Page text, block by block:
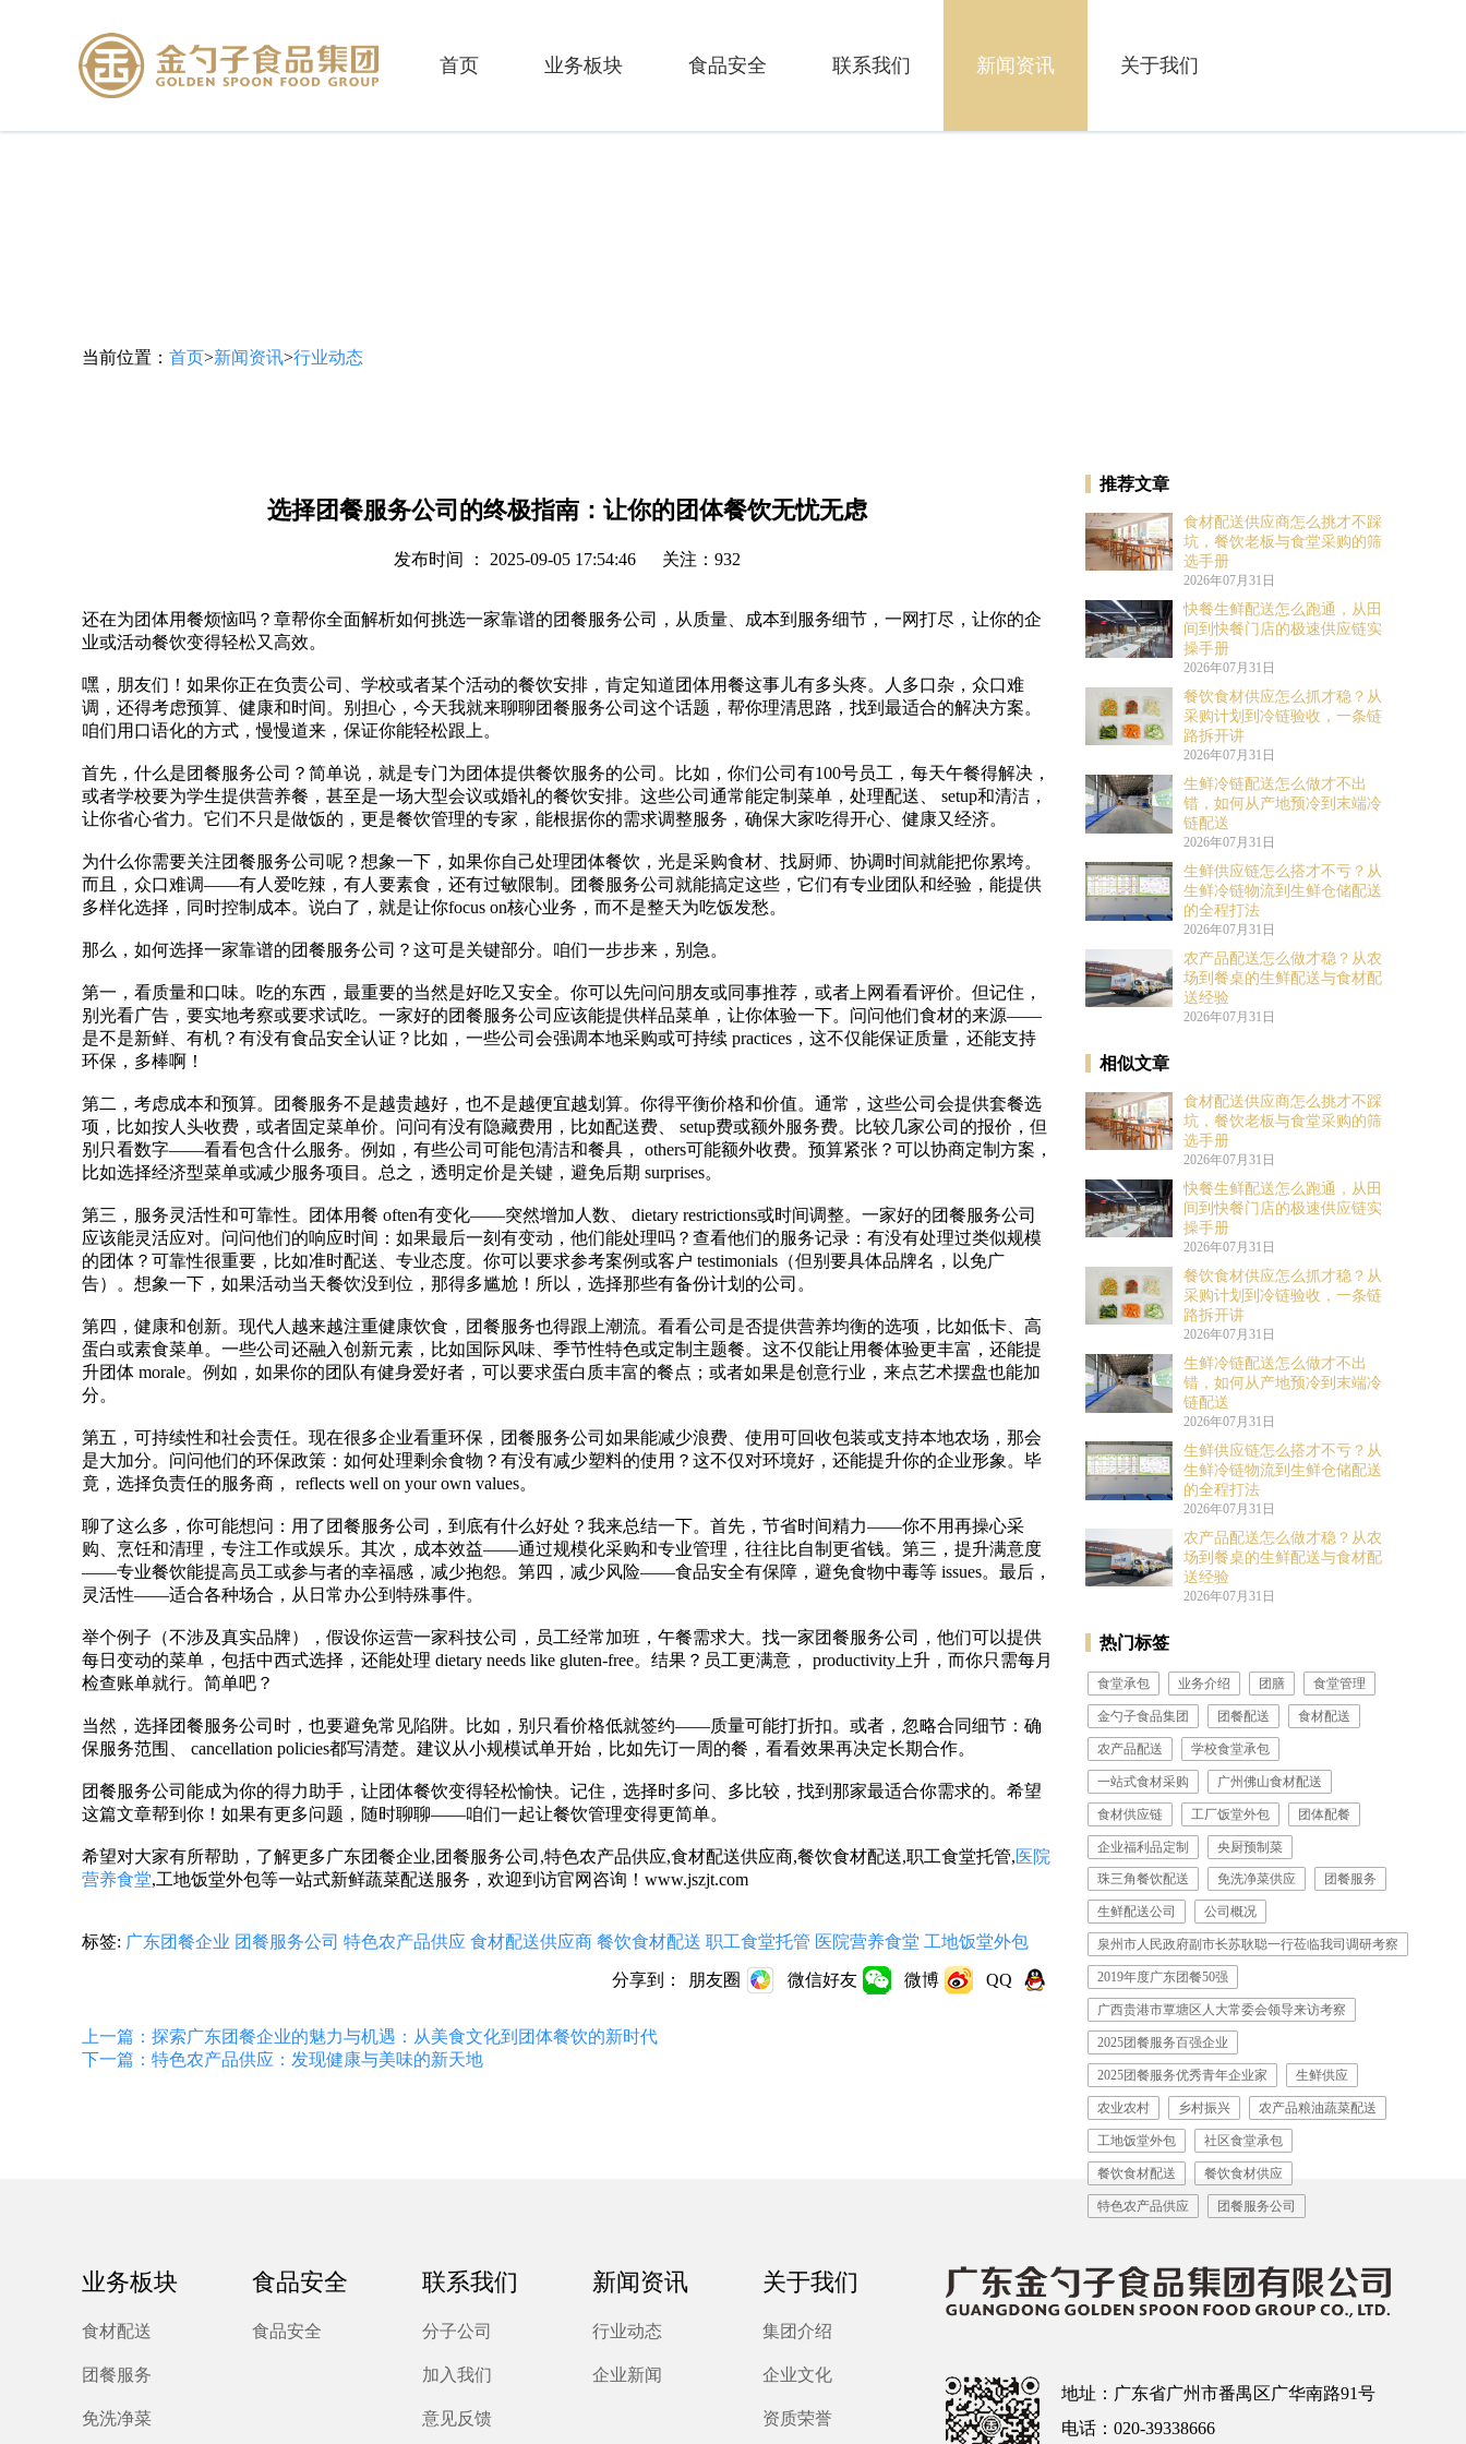
首页 业务板块 食品安全 联系我们 新闻资讯 关于我们
当前位置： 首页>新闻资讯>行业动态
选择团餐服务公司的终极指南：让你的团体餐饮无忧无虑
发布时间 ： 2025-09-05 17:54:46 关注：932
还在为团体用餐烦恼吗？章帮你全面解析如何挑选一家靠谱的团餐服务公司，从质量、成本到服务细节，一网打尽，让你的企
业或活动餐饮变得轻松又高效。
嘿，朋友们！如果你正在负责公司、学校或者某个活动的餐饮安排，肯定知道团体用餐这事儿有多头疼。人多口杂，众口难
调，还得考虑预算、健康和时间。别担心，今天我就来聊聊团餐服务公司这个话题，帮你理清思路，找到最适合的解决方案。
咱们用口语化的方式，慢慢道来，保证你能轻松跟上。
首先，什么是团餐服务公司？简单说，就是专门为团体提供餐饮服务的公司。比如，你们公司有100号员工，每天午餐得解决，
或者学校要为学生提供营养餐，甚至是一场大型会议或婚礼的餐饮安排。这些公司通常能定制菜单，处理配送、 setup和清洁，
让你省心省力。它们不只是做饭的，更是餐饮管理的专家，能根据你的需求调整服务，确保大家吃得开心、健康又经济。
为什么你需要关注团餐服务公司呢？想象一下，如果你自己处理团体餐饮，光是采购食材、找厨师、协调时间就能把你累垮。
而且，众口难调——有人爱吃辣，有人要素食，还有过敏限制。团餐服务公司就能搞定这些，它们有专业团队和经验，能提供
多样化选择，同时控制成本。说白了，就是让你focus on核心业务，而不是整天为吃饭发愁。
那么，如何选择一家靠谱的团餐服务公司？这可是关键部分。咱们一步步来，别急。
第一，看质量和口味。吃的东西，最重要的当然是好吃又安全。你可以先问问朋友或同事推荐，或者上网看看评价。但记住，
别光看广告，要实地考察或要求试吃。一家好的团餐服务公司应该能提供样品菜单，让你体验一下。问问他们食材的来源——
是不是新鲜、有机？有没有食品安全认证？比如，一些公司会强调本地采购或可持续 practices，这不仅能保证质量，还能支持
环保，多棒啊！
第二，考虑成本和预算。团餐服务不是越贵越好，也不是越便宜越划算。你得平衡价格和价值。通常，这些公司会提供套餐选
项，比如按人头收费，或者固定菜单价。问问有没有隐藏费用，比如配送费、 setup费或额外服务费。比较几家公司的报价，但
别只看数字——看看包含什么服务。例如，有些公司可能包清洁和餐具， others可能额外收费。预算紧张？可以协商定制方案，
比如选择经济型菜单或减少服务项目。总之，透明定价是关键，避免后期 surprises。
第三，服务灵活性和可靠性。团体用餐 often有变化——突然增加人数、 dietary restrictions或时间调整。一家好的团餐服务公司
应该能灵活应对。问问他们的响应时间：如果最后一刻有变动，他们能处理吗？查看他们的服务记录：有没有处理过类似规模
的团体？可靠性很重要，比如准时配送、专业态度。你可以要求参考案例或客户 testimonials（但别要具体品牌名，以免广
告）。想象一下，如果活动当天餐饮没到位，那得多尴尬！所以，选择那些有备份计划的公司。
第四，健康和创新。现代人越来越注重健康饮食，团餐服务也得跟上潮流。看看公司是否提供营养均衡的选项，比如低卡、高
蛋白或素食菜单。一些公司还融入创新元素，比如国际风味、季节性特色或定制主题餐。这不仅能让用餐体验更丰富，还能提
升团体 morale。例如，如果你的团队有健身爱好者，可以要求蛋白质丰富的餐点；或者如果是创意行业，来点艺术摆盘也能加
分。
第五，可持续性和社会责任。现在很多企业看重环保，团餐服务公司如果能减少浪费、使用可回收包装或支持本地农场，那会
是大加分。问问他们的环保政策：如何处理剩余食物？有没有减少塑料的使用？这不仅对环境好，还能提升你的企业形象。毕
竟，选择负责任的服务商， reflects well on your own values。
聊了这么多，你可能想问：用了团餐服务公司，到底有什么好处？我来总结一下。首先，节省时间精力——你不用再操心采
购、烹饪和清理，专注工作或娱乐。其次，成本效益——通过规模化采购和专业管理，往往比自制更省钱。第三，提升满意度
——专业餐饮能提高员工或参与者的幸福感，减少抱怨。第四，减少风险——食品安全有保障，避免食物中毒等 issues。最后，
灵活性——适合各种场合，从日常办公到特殊事件。
举个例子（不涉及真实品牌），假设你运营一家科技公司，员工经常加班，午餐需求大。找一家团餐服务公司，他们可以提供
每日变动的菜单，包括中西式选择，还能处理 dietary needs like gluten-free。结果？员工更满意， productivity上升，而你只需每月
检查账单就行。简单吧？
当然，选择团餐服务公司时，也要避免常见陷阱。比如，别只看价格低就签约——质量可能打折扣。或者，忽略合同细节：确
保服务范围、 cancellation policies都写清楚。建议从小规模试单开始，比如先订一周的餐，看看效果再决定长期合作。
团餐服务公司能成为你的得力助手，让团体餐饮变得轻松愉快。记住，选择时多问、多比较，找到那家最适合你需求的。希望
这篇文章帮到你！如果有更多问题，随时聊聊——咱们一起让餐饮管理变得更简单。
希望对大家有所帮助，了解更多广东团餐企业,团餐服务公司,特色农产品供应,食材配送供应商,餐饮食材配送,职工食堂托管,医院
营养食堂,工地饭堂外包等一站式新鲜蔬菜配送服务，欢迎到访官网咨询！www.jszjt.com
标签: 广东团餐企业 团餐服务公司 特色农产品供应 食材配送供应商 餐饮食材配送 职工食堂托管 医院营养食堂 工地饭堂外包
分享到： 朋友圈 微信好友 微博 QQ
上一篇：探索广东团餐企业的魅力与机遇：从美食文化到团体餐饮的新时代
下一篇：特色农产品供应：发现健康与美味的新天地
推荐文章
食材配送供应商怎么挑才不踩
坑，餐饮老板与食堂采购的筛
选手册
2026年07月31日
快餐生鲜配送怎么跑通，从田
间到快餐门店的极速供应链实
操手册
2026年07月31日
餐饮食材供应怎么抓才稳？从
采购计划到冷链验收，一条链
路拆开讲
2026年07月31日
生鲜冷链配送怎么做才不出
错，如何从产地预冷到末端冷
链配送
2026年07月31日
生鲜供应链怎么搭才不亏？从
生鲜冷链物流到生鲜仓储配送
的全程打法
2026年07月31日
农产品配送怎么做才稳？从农
场到餐桌的生鲜配送与食材配
送经验
2026年07月31日
相似文章
食材配送供应商怎么挑才不踩
坑，餐饮老板与食堂采购的筛
选手册
2026年07月31日
快餐生鲜配送怎么跑通，从田
间到快餐门店的极速供应链实
操手册
2026年07月31日
餐饮食材供应怎么抓才稳？从
采购计划到冷链验收，一条链
路拆开讲
2026年07月31日
生鲜冷链配送怎么做才不出
错，如何从产地预冷到末端冷
链配送
2026年07月31日
生鲜供应链怎么搭才不亏？从
生鲜冷链物流到生鲜仓储配送
的全程打法
2026年07月31日
农产品配送怎么做才稳？从农
场到餐桌的生鲜配送与食材配
送经验
2026年07月31日
热门标签
食堂承包 业务介绍 团膳 食堂管理
金勺子食品集团 团餐配送 食材配送
农产品配送 学校食堂承包
一站式食材采购 广州佛山食材配送
食材供应链 工厂饭堂外包 团体配餐
企业福利品定制 ​央厨预制菜
珠三角餐饮配送 免洗净菜供应 团餐服务
生鲜配送公司 公司概况
泉州市人民政府副市长苏耿聪一行莅临我司调研考察
2019年度广东团餐50强
广西贵港市覃塘区人大常委会领导来访考察
2025团餐服务百强企业
2025团餐服务优秀青年企业家 生鲜供应
农业农村 乡村振兴 农产品粮油蔬菜配送
工地饭堂外包 社区食堂承包
餐饮食材配送 餐饮食材供应
特色农产品供应 团餐服务公司
业务板块
食材配送
团餐服务
免洗净菜
食品安全
食品安全
联系我们
分子公司
加入我们
意见反馈
新闻资讯
行业动态
企业新闻
关于我们
集团介绍
企业文化
资质荣誉
地址：广东省广州市番禺区广华南路91号
电话：020-39338666